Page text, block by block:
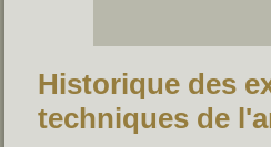
Historique des
techniques de